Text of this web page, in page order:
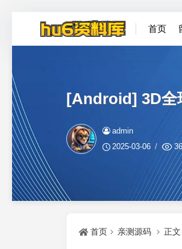
首页
[Android] 3D全
admin
2025-03-06
首页 亲测源码 正文